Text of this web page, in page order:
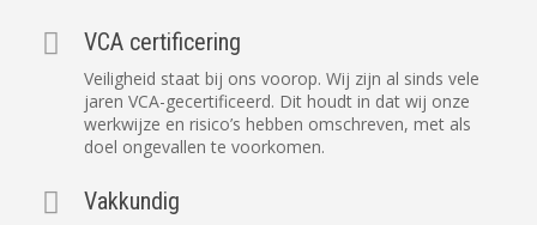
VCA certificering
Veiligheid staat bij ons voorop. Wij zijn al sinds vele
jaren VCA-gecertificeerd. Dit houdt in dat wij onze
werkwijze en risico’s hebben omschreven, met als
doel ongevallen te voorkomen.
Vakkundig